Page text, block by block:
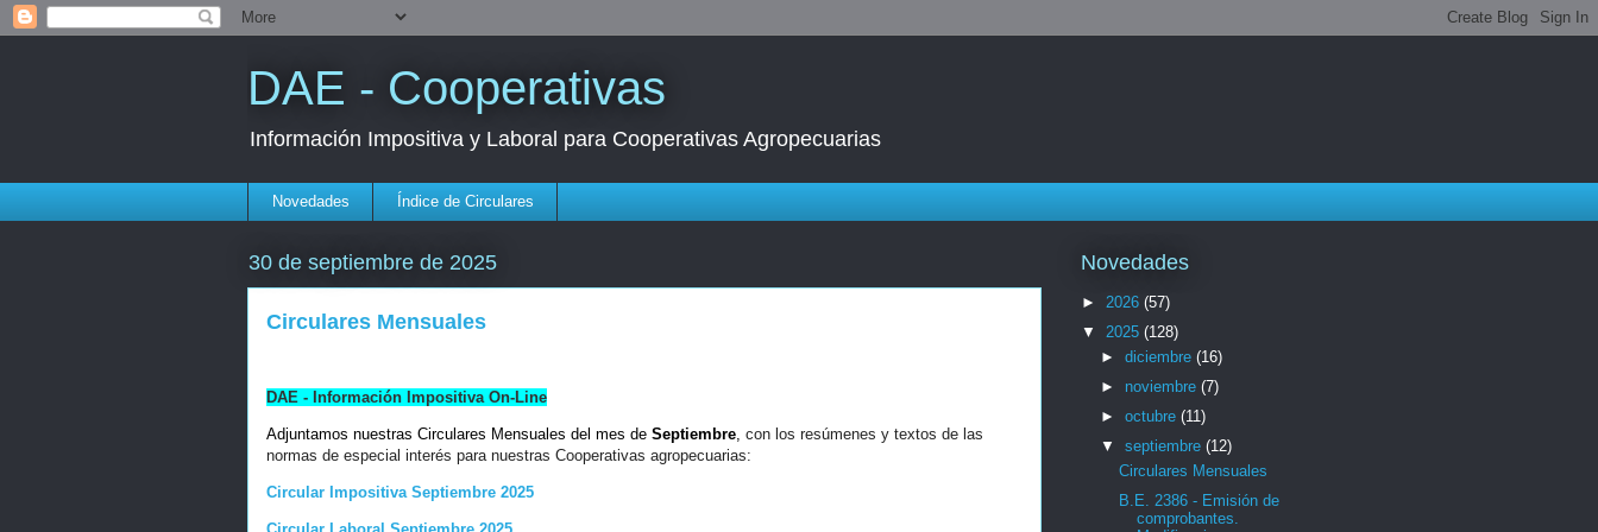
DAE - Cooperativas
Información Impositiva y Laboral para Cooperativas Agropecuarias
Novedades Índice de Circulares
30 de septiembre de 2025
Circulares Mensuales
DAE - Información Impositiva On-Line
Adjuntamos nuestras Circulares Mensuales del mes de Septiembre con los resúmenes y textos de las
normas de especial interés para nuestras Cooperativas agropecuarias:
Circular Impositiva Septiembre 2025
Novedades
► 2026 (57)
▼ 2025 (128)
► diciembre (16)
► noviembre (7)
► octubre (11)
▼ septiembre (12)
Circulares Mensuales
B.E. 2386 - Emisión de
comprobantes.